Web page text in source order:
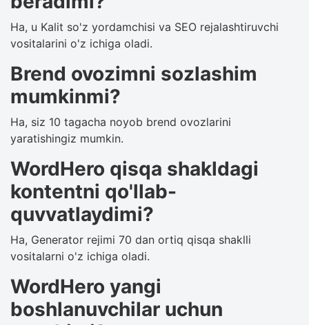
Ha, u Kalit so'z yordamchisi va SEO rejalashtiruvchi
vositalarini o'z ichiga oladi.
Brend ovozimni sozlashim
mumkinmi?
Ha, siz 10 tagacha noyob brend ovozlarini
yaratishingiz mumkin.
WordHero qisqa shakldagi
kontentni qo'llab-
quvvatlaydimi?
Ha, Generator rejimi 70 dan ortiq qisqa shaklli
vositalarni o'z ichiga oladi.
WordHero yangi
boshlanuvchilar uchun